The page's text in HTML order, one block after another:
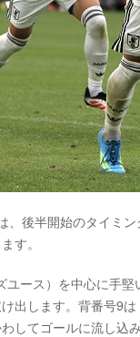
、後半開始のタイミ
す。
ース）を中心に手
出します。背番号9
してゴールに流し込